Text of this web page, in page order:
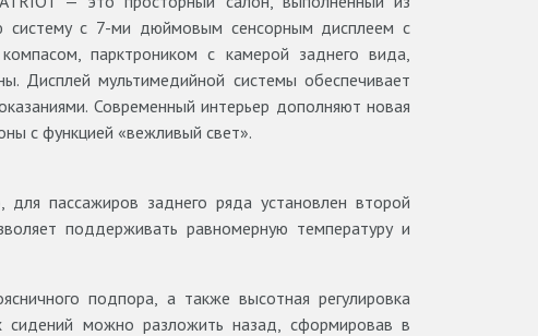
систему с 7-ми дюймовым сенсорным дисплеем с
парктроником с камерой заднего вида,
Дисплей мультимедийной системы обеспечивает
Современный интерьер дополняют новая
с функцией «вежливый свет».
пассажиров заднего ряда установлен второй
поддерживать равномерную температуру и
подпора, а также высотная регулировка
сидений можно разложить назад, сформировав в